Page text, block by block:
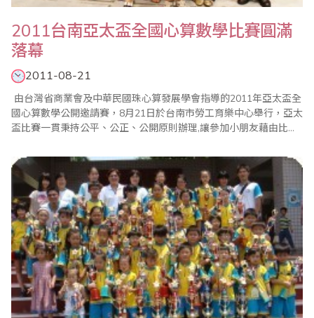
2011台南亞太盃全國心算數學比賽圓滿
落幕
2011-08-21
由台灣省商業會及中華民國珠心算發展學會指導的2011年亞太盃全
國心算數學公開邀請賽，8月21日於台南市勞工育樂中心舉行，亞太
盃比賽一貫秉持公平、公正、公開原則辦理,讓參加小朋友藉由比賽
道理。今年參加人數比往年增加，計有六百多名選手與賽，整個比